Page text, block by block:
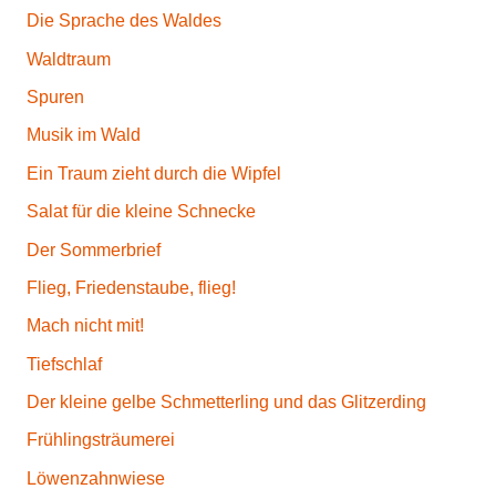
Die Sprache des Waldes
Waldtraum
Spuren
Musik im Wald
Ein Traum zieht durch die Wipfel
Salat für die kleine Schnecke
Der Sommerbrief
Flieg, Friedenstaube, flieg!
Mach nicht mit!
Tiefschlaf
Der kleine gelbe Schmetterling und das Glitzerding
Frühlingsträumerei
Löwenzahnwiese